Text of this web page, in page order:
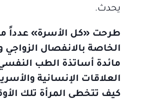
يحدث.
طرحت «كل الأسرة» عدداً
الخاصة بالانفصال
مائدة أساتذة الطب
العلاقات الإنسانية
كيف تتخطى المرأة تلك